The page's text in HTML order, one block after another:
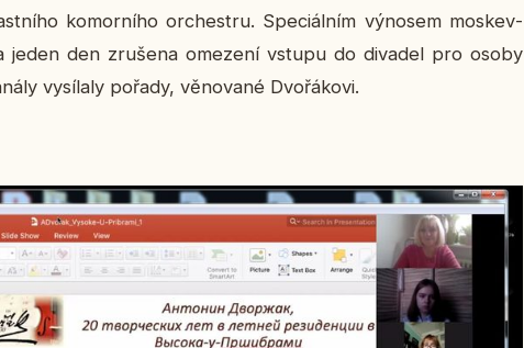
ko­mor­ní­ho or­chest­ru. Spe­ci­ál­ním vý­no­sem mos­kev­
jeden den zru­še­na ome­ze­ní vstupu do di­va­del pro osoby
vy­sí­la­ly pořady, vě­no­va­né Dvo­řá­ko­vi.